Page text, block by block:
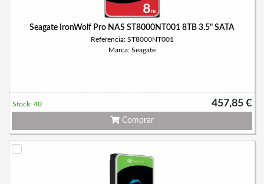
Seagate IronWolf Pro NAS ST8000NT001 8TB 3.5" SATA
Referencia: ST8000NT001
Marca: Seagate
457,85 €
Stock: 40
Comprar